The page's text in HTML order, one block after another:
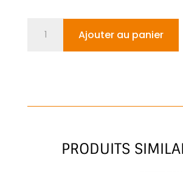
Ajouter au panier
PRODUITS